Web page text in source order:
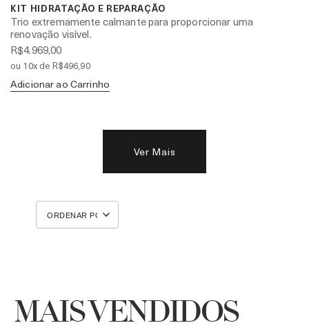
KIT HIDRATAÇÃO E REPARAÇÃO
Trio extremamente calmante para proporcionar uma
renovação visível.
R$4.969,00
ou 10x de R$496,90
Adicionar ao Carrinho
Ver Mais
MAIS VENDIDOS